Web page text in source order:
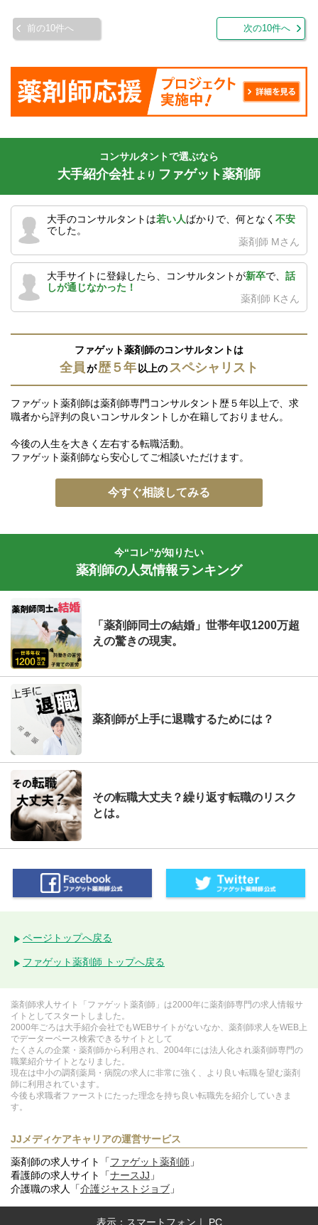
前の10件へ 次の10件へ
コンサルタントで選ぶなら
大手紹介会社 より ファゲット薬剤師
大手のコンサルタントは若い人ばかりで、何となく 不安
でした。
薬剤師 Mさん
大手サイトに登録したら、コンサルタントが新卒で、 話
しが通じなかった！
薬剤師 Kさん
ファゲット薬剤師のコンサルタントは
全員が歴５年以上のスペシャリスト
ファゲット薬剤師は薬剤師専門コンサルタント歴５年以上で、求
職者から評判の良いコンサルタントしか在籍しておりません。
今後の人生を大きく左右する転職活動。
ファゲット薬剤師なら安心してご相談いただけます。
今すぐ相談してみる
今“コレ”が知りたい
薬剤師の人気情報ランキング
「薬剤師同士の結婚」世帯年収1200万超
えの驚きの現実。
薬剤師が上手に退職するためには？
その転職大丈夫？繰り返す転職のリスク
とは。
ページトップへ戻る
ファゲット薬剤師 トップへ戻る
薬剤師求人サイト「ファゲット薬剤師」は2000年に薬剤師専門の求人情報サ
イトとしてスタートしました。
2000年ごろは大手紹介会社でもWEBサイトがないなか、薬剤師求人をWEB上
でデーターベース検索できるサイトとして
たくさんの企業・薬剤師から利用され、2004年には法人化され薬剤師専門の
職業紹介サイトとなりました。
現在は中小の調剤薬局・病院の求人に非常に強く、より良い転職を望む薬剤
師に利用されています。
今後も求職者ファーストにたった理念を持ち良い転職先を紹介していきま
す。
JJメディケアキャリアの運営サービス
薬剤師の求人サイト「ファゲット薬剤師 」
看護師の求人サイト「ナースJJ 」
介護職の求人「介護ジャストジョブ 」
表示： スマートフォン ｜ PC